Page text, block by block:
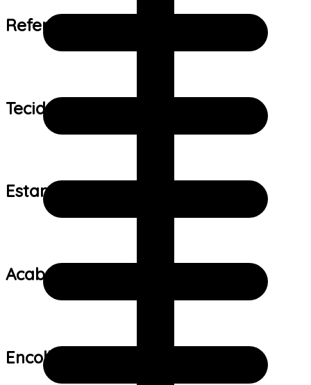
Referência de tamanho:
Tecido:
Estampa:
Acabamento:
Encolhimento: